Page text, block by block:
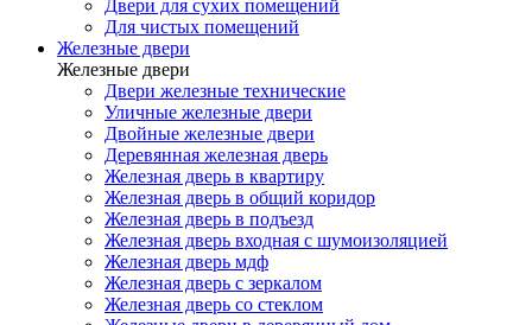
Двери для сухих помещений
Для чистых помещений
Железные двери
Железные двери
Двери железные технические
Уличные железные двери
Двойные железные двери
Деревянная железная дверь
Железная дверь в квартиру
Железная дверь в общий коридор
Железная дверь в подъезд
Железная дверь входная с шумоизоляцией
Железная дверь мдф
Железная дверь с зеркалом
Железная дверь со стеклом